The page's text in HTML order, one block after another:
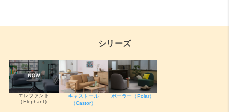
シリーズ
エレファント
（Elephant）
キャストール
（Castor）
ポーラー（Polar）